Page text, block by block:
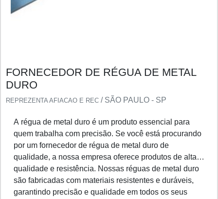
FORNECEDOR DE RÉGUA DE METAL
DURO
REPREZENTA AFIACAO E REC / SÃO PAULO - SP
A régua de metal duro é um produto essencial para
quem trabalha com precisão. Se você está procurando
por um fornecedor de régua de metal duro de
qualidade, a nossa empresa oferece produtos de alta
qualidade e resistência. Nossas réguas de metal duro
são fabricadas com materiais resistentes e duráveis,
garantindo precisão e qualidade em todos os seus